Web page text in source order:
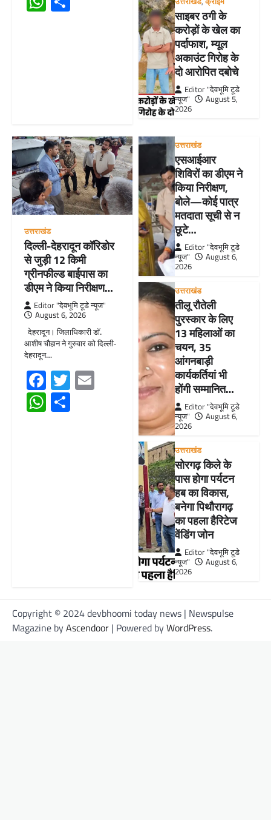
साइबर ठगी के
करोड़ों के खेल का
पर्दाफाश, म्यूल
अकाउंट गिरोह के
दो आरोपित दबोचे
Editor "देवभूमि टूडे
न्यूज"
August 5,
2026
उत्तराखंड
दिल्ली-देहरादून कॉरिडोर
से जुड़ी 12 किमी
ग्रीनफील्ड बाईपास का
डीएम ने किया निरीक्षण…
Editor "देवभूमि टूडे न्यूज"
August 6, 2026
देहरादून। जिलाधिकारी डॉ.
आशीष चौहान ने गुरुवार को दिल्ली-
देहरादून…
Facebook
TwitterEmail
WhatsApp
उत्तराखंड
एसआईआर
शिविरों का डीएम ने
किया निरीक्षण,
बोले—कोई पात्र
मतदाता सूची से न
छूटे…
Editor "देवभूमि टूडे
न्यूज"
August 6,
2026
उत्तराखंड
तीलू रौतेली
पुरस्कार के लिए
13 महिलाओं का
चयन, 35
आंगनबाड़ी
कार्यकर्तियां भी
होंगी सम्मानित…
Editor "देवभूमि टूडे
न्यूज"
August 6,
2026
उत्तराखंड
सोरगढ़ किले के
पास होगा पर्यटन
हब का विकास,
बनेगा पिथौरागढ़
का पहला हैरिटेज
वेंडिंग जोन
Editor "देवभूमि टूडे
न्यूज"
August 6,
2026
Copyright © 2024 devbhoomi today news | Newspulse
Magazine byAscendoor | Powered byWordPress.